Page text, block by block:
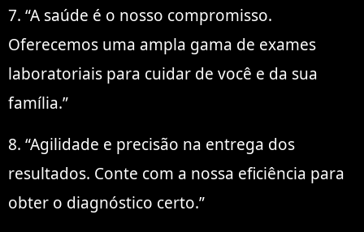
7. “A saúde é o nosso compromisso.
Oferecemos uma ampla gama de exames
laboratoriais para cuidar de você e da sua
família.”
8. “Agilidade e precisão na entrega dos
resultados. Conte com a nossa eficiência para
obter o diagnóstico certo.”